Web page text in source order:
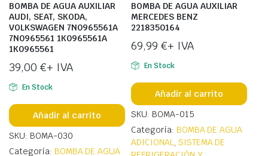
BOMBA DE AGUA AUXILIAR
AUDI, SEAT, SKODA,
VOLKSWAGEN 7N0965561A
7N0965561 1K0965561A
1K0965561
39,00 €+ IVA
En Stock
Añadir al carrito
SKU: BOMA-030
Categoría: BOMBA DE AGUA
BOMBA DE AGUA AUXILIAR
MERCEDES BENZ
2218350164
69,99 €+ IVA
En Stock
Añadir al carrito
SKU: BOMA-015
Categoría: BOMBA DE AGUA
ADICIONAL, SISTEMA DE